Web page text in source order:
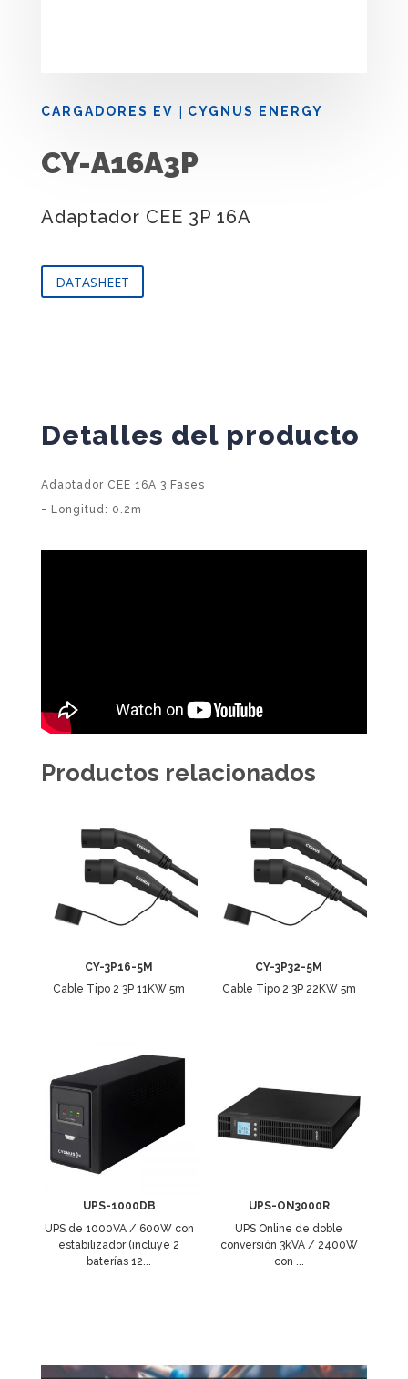
CARGADORES EV | CYGNUS ENERGY
CY-A16A3P
Adaptador CEE 3P 16A
DATASHEET
Detalles del producto
Adaptador CEE 16A 3 Fases
- Longitud: 0.2m
Productos relacionados
CY-3P16-5M
Cable Tipo 2 3P 11KW 5m
CY-3P32-5M
Cable Tipo 2 3P 22KW 5m
UPS-1000DB
UPS de 1000VA / 600W con
estabilizador (incluye 2
baterías 12...
UPS-ON3000R
UPS Online de doble
conversión 3kVA / 2400W
con ...